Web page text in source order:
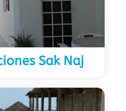
Sak Naj